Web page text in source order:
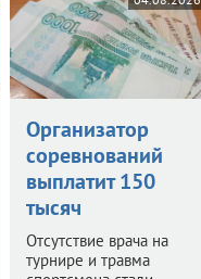
Организатор
соревнований
выплатит 150
тысяч
Отсутствие врача на
турнире и травма